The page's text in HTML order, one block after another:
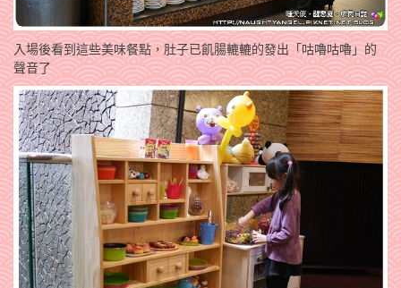
入場後看到這些美味餐點，肚子已飢腸轆轆的發出「咕嚕咕嚕」的
聲音了